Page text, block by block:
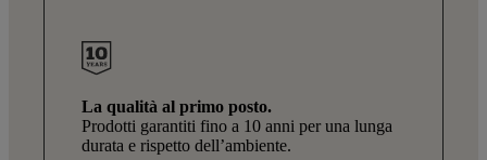
La qualità al primo posto.
Prodotti garantiti fino a 10 anni per una lunga
durata e rispetto dell’ambiente.